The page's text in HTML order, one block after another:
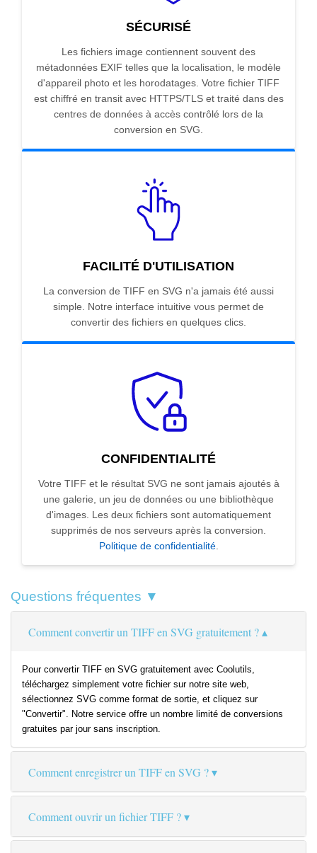
SÉCURISÉ
Les fichiers image contiennent souvent des
métadonnées EXIF telles que la localisation, le modèle
d'appareil photo et les horodatages. Votre fichier TIFF
est chiffré en transit avec HTTPS/TLS et traité dans des
centres de données à accès contrôlé lors de la
conversion en SVG.
FACILITÉ D'UTILISATION
La conversion de TIFF en SVG n'a jamais été aussi
simple. Notre interface intuitive vous permet de
convertir des fichiers en quelques clics.
CONFIDENTIALITÉ
Votre TIFF et le résultat SVG ne sont jamais ajoutés à
une galerie, un jeu de données ou une bibliothèque
d'images. Les deux fichiers sont automatiquement
supprimés de nos serveurs après la conversion.
Politique de confidentialité.
Questions fréquentes ▼
Comment convertir un TIFF en SVG gratuitement ?
Pour convertir TIFF en SVG gratuitement avec Coolutils,
téléchargez simplement votre fichier sur notre site web,
sélectionnez SVG comme format de sortie, et cliquez sur
"Convertir". Notre service offre un nombre limité de conversions
gratuites par jour sans inscription.
Comment enregistrer un TIFF en SVG ?
Comment ouvrir un fichier TIFF ?